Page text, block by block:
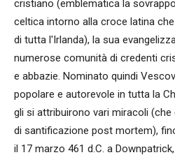
cristiano (emblematica la
celtica intorno alla croce latina
di tutta l'Irlanda), la sua
numerose comunità di credenti
e abbazie. Nominato quindi
popolare e autorevole in tutta la
gli si attribuirono vari miracoli
di santificazione post mortem),
il 17 marzo 461 d.C. a